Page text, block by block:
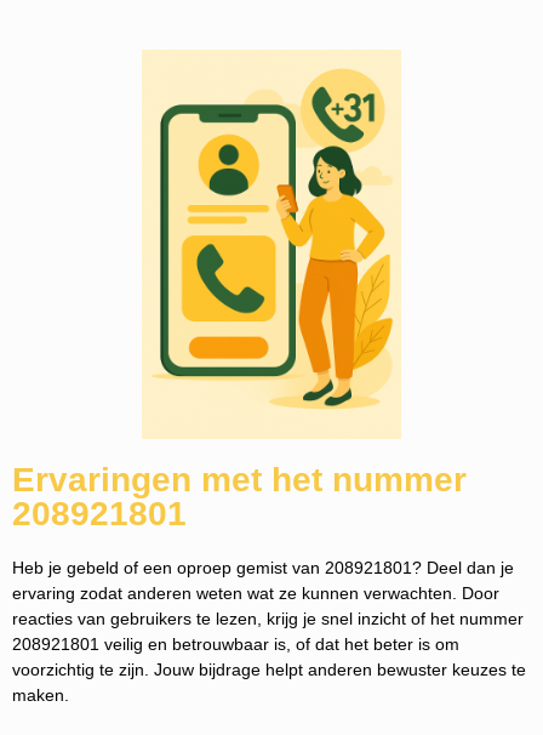
Ervaringen met het nummer
208921801
Heb je gebeld of een oproep gemist van 208921801? Deel dan je
ervaring zodat anderen weten wat ze kunnen verwachten. Door
reacties van gebruikers te lezen, krijg je snel inzicht of het nummer
208921801 veilig en betrouwbaar is, of dat het beter is om
voorzichtig te zijn. Jouw bijdrage helpt anderen bewuster keuzes te
maken.